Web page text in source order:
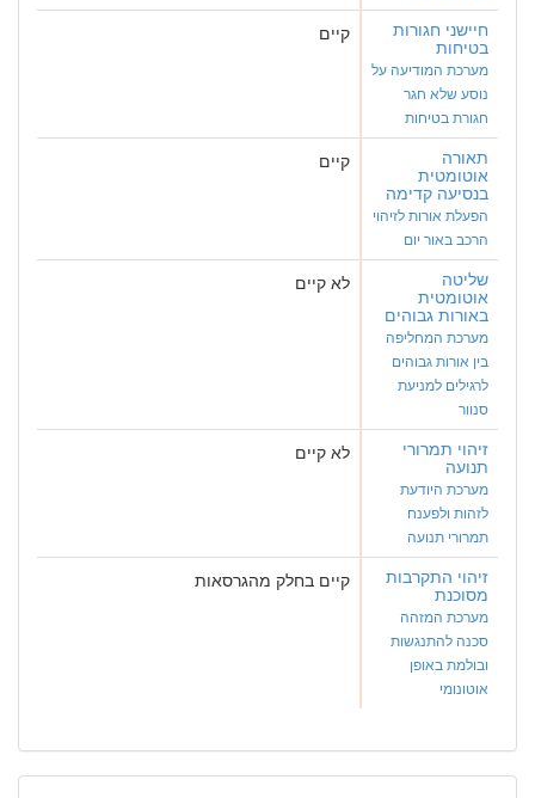
חיישני חגורות
בטיחות
מערכת המודיעה על
נוסע שלא חגר
חגורת בטיחות
קיים
תאורה
אוטומטית
בנסיעה קדימה
הפעלת אורות לזיהוי
הרכב באור יום
קיים
שליטה
אוטומטית
באורות גבוהים
מערכת המחליפה
בין אורות גבוהים
לרגילים למניעת
סנוור
לא קיים
זיהוי תמרורי
תנועה
מערכת היודעת
לזהות ולפענח
תמרורי תנועה
לא קיים
זיהוי התקרבות
מסוכנת
מערכת המזהה
סכנה להתנגשות
ובולמת באופן
אוטונומי
קיים בחלק מהגרסאות